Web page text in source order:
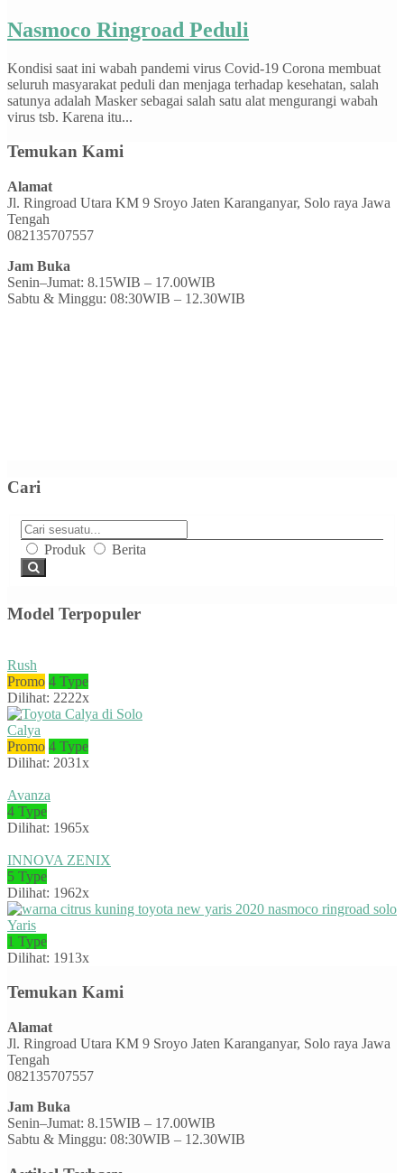
Nasmoco Ringroad Peduli
Kondisi saat ini wabah pandemi virus Covid-19 Corona membuat
seluruh masyarakat peduli dan menjaga terhadap kesehatan, salah
satunya adalah Masker sebagai salah satu alat mengurangi wabah
virus tsb. Karena itu...
Temukan Kami
Alamat
Jl. Ringroad Utara KM 9 Sroyo Jaten Karanganyar, Solo raya Jawa
Tengah
082135707557
Jam Buka
Senin–Jumat: 8.15WIB – 17.00WIB
Sabtu & Minggu: 08:30WIB – 12.30WIB
Cari
Produk Berita
Model Terpopuler
Rush
Promo 4 Type
Dilihat: 2222x
Calya
Promo 4 Type
Dilihat: 2031x
Avanza
4 Type
Dilihat: 1965x
INNOVA ZENIX
5 Type
Dilihat: 1962x
Yaris
1 Type
Dilihat: 1913x
Temukan Kami
Alamat
Jl. Ringroad Utara KM 9 Sroyo Jaten Karanganyar, Solo raya Jawa
Tengah
082135707557
Jam Buka
Senin–Jumat: 8.15WIB – 17.00WIB
Sabtu & Minggu: 08:30WIB – 12.30WIB